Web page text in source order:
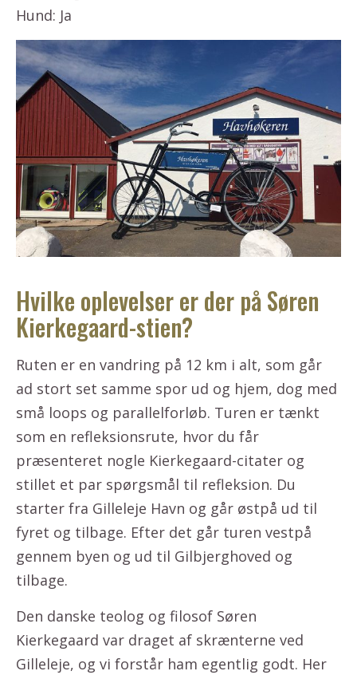
Hund: Ja
Hvilke oplevelser er der på Søren
Kierkegaard-stien?
Ruten er en vandring på 12 km i alt, som går
ad stort set samme spor ud og hjem, dog med
små loops og parallelforløb. Turen er tænkt
som en refleksionsrute, hvor du får
præsenteret nogle Kierkegaard-citater og
stillet et par spørgsmål til refleksion. Du
starter fra Gilleleje Havn og går østpå ud til
fyret og tilbage. Efter det går turen vestpå
gennem byen og ud til Gilbjerghoved og
tilbage.
Den danske teolog og filosof Søren
Kierkegaard var draget af skrænterne ved
Gilleleje, og vi forstår ham egentlig godt. Her